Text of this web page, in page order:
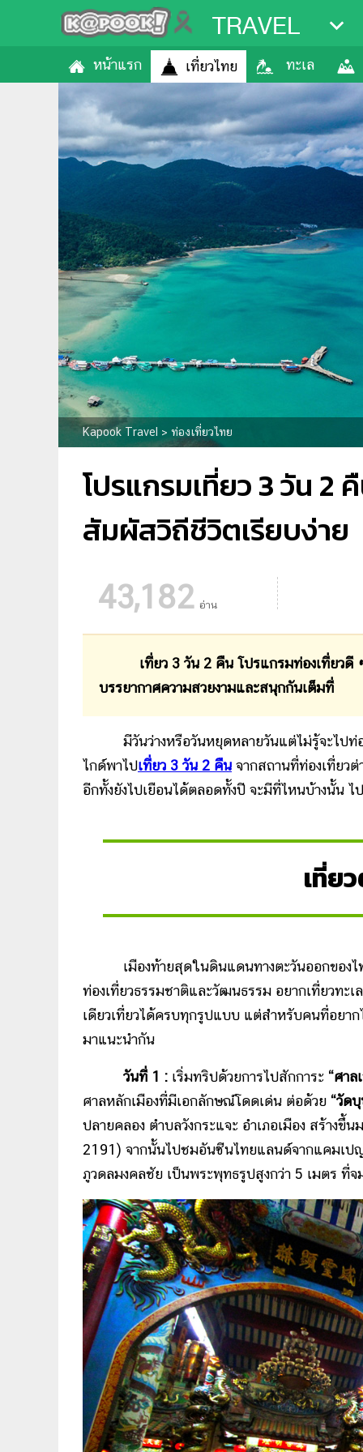
TRAVEL
หน้าแรก เที่ยวไทย ทะเล
Kapook Travel > ท่องเที่ยวไทย
โปรแกรมเที่ยว 3 วัน 2
สัมผัสวิถีชีวิตเรียบง่าย
43,182 อ่าน
เที่ยว 3 วัน 2 คืน โปรแกรมท่องเที่ยวดี ๆ
บรรยากาศความสวยงามและสนุกกันเต็มที่
มีวันว่างหรือวันหยุดหลายวันแต่ไม่รู้จะไปท่อ
ไกด์พาไปเที่ยว 3 วัน 2 คืน จากสถานที่ท่องเที่ยว
อีกทั้งยังไปเยือนได้ตลอดทั้งปี จะมีที่ไหนบ้างนั้น ไ
เที่ย
เมืองท้ายสุดในดินแดนทางตะวันออกของไท
ท่องเที่ยวธรรมชาติและวัฒนธรรม อยากเที่ยวทะ
เดียวเที่ยวได้ครบทุกรูปแบบ แต่สำหรับคนที่อยา
มาแนะนำกัน
วันที่ 1 : เริ่มทริปด้วยการไปสักการะ “ศาล
ศาลหลักเมืองที่มีเอกลักษณ์โดดเด่น ต่อด้วย “วัด
ปลายคลอง ตำบลวังกระแจะ อำเภอเมือง สร้างขึ้
2191) จากนั้นไปชมอันซีนไทยแลนด์จากแคมเป
ภูวดลมงคลชัย เป็นพระพุทธรูปสูงกว่า 5 เมตร ที่จ